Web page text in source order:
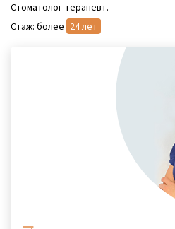
Стоматолог-терапевт.
Стаж: более 24 лет